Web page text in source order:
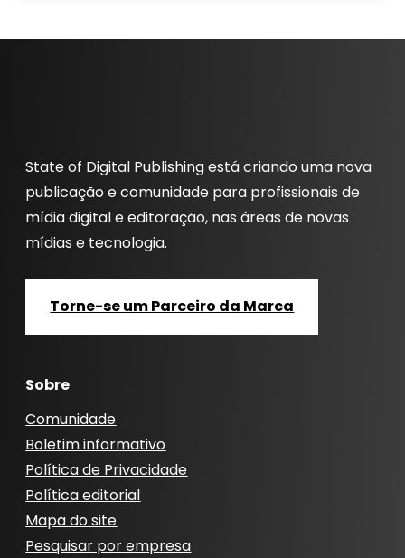
State of Digital Publishing está criando uma nova
publicação e comunidade para profissionais de
mídia digital e editoração, nas áreas de novas
mídias e tecnologia.
Torne-se um Parceiro da Marca
Sobre
Comunidade
Boletim informativo
Política de Privacidade
Política editorial
Mapa do site
Pesquisar por empresa